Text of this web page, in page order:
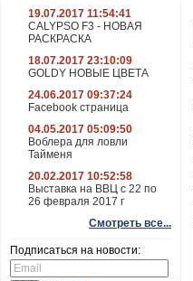
19.07.2017 11:54:41
CALYPSO F3 - НОВАЯ
РАСКРАСКА
18.07.2017 23:10:09
GOLDY НОВЫЕ ЦВЕТА
24.06.2017 09:37:24
Facebook страница
04.05.2017 05:09:50
Воблера для ловли
Тайменя
20.02.2017 10:52:58
Выставка на ВВЦ с 22 по
26 февраля 2017 г
Смотреть все...
Подписаться на новости: